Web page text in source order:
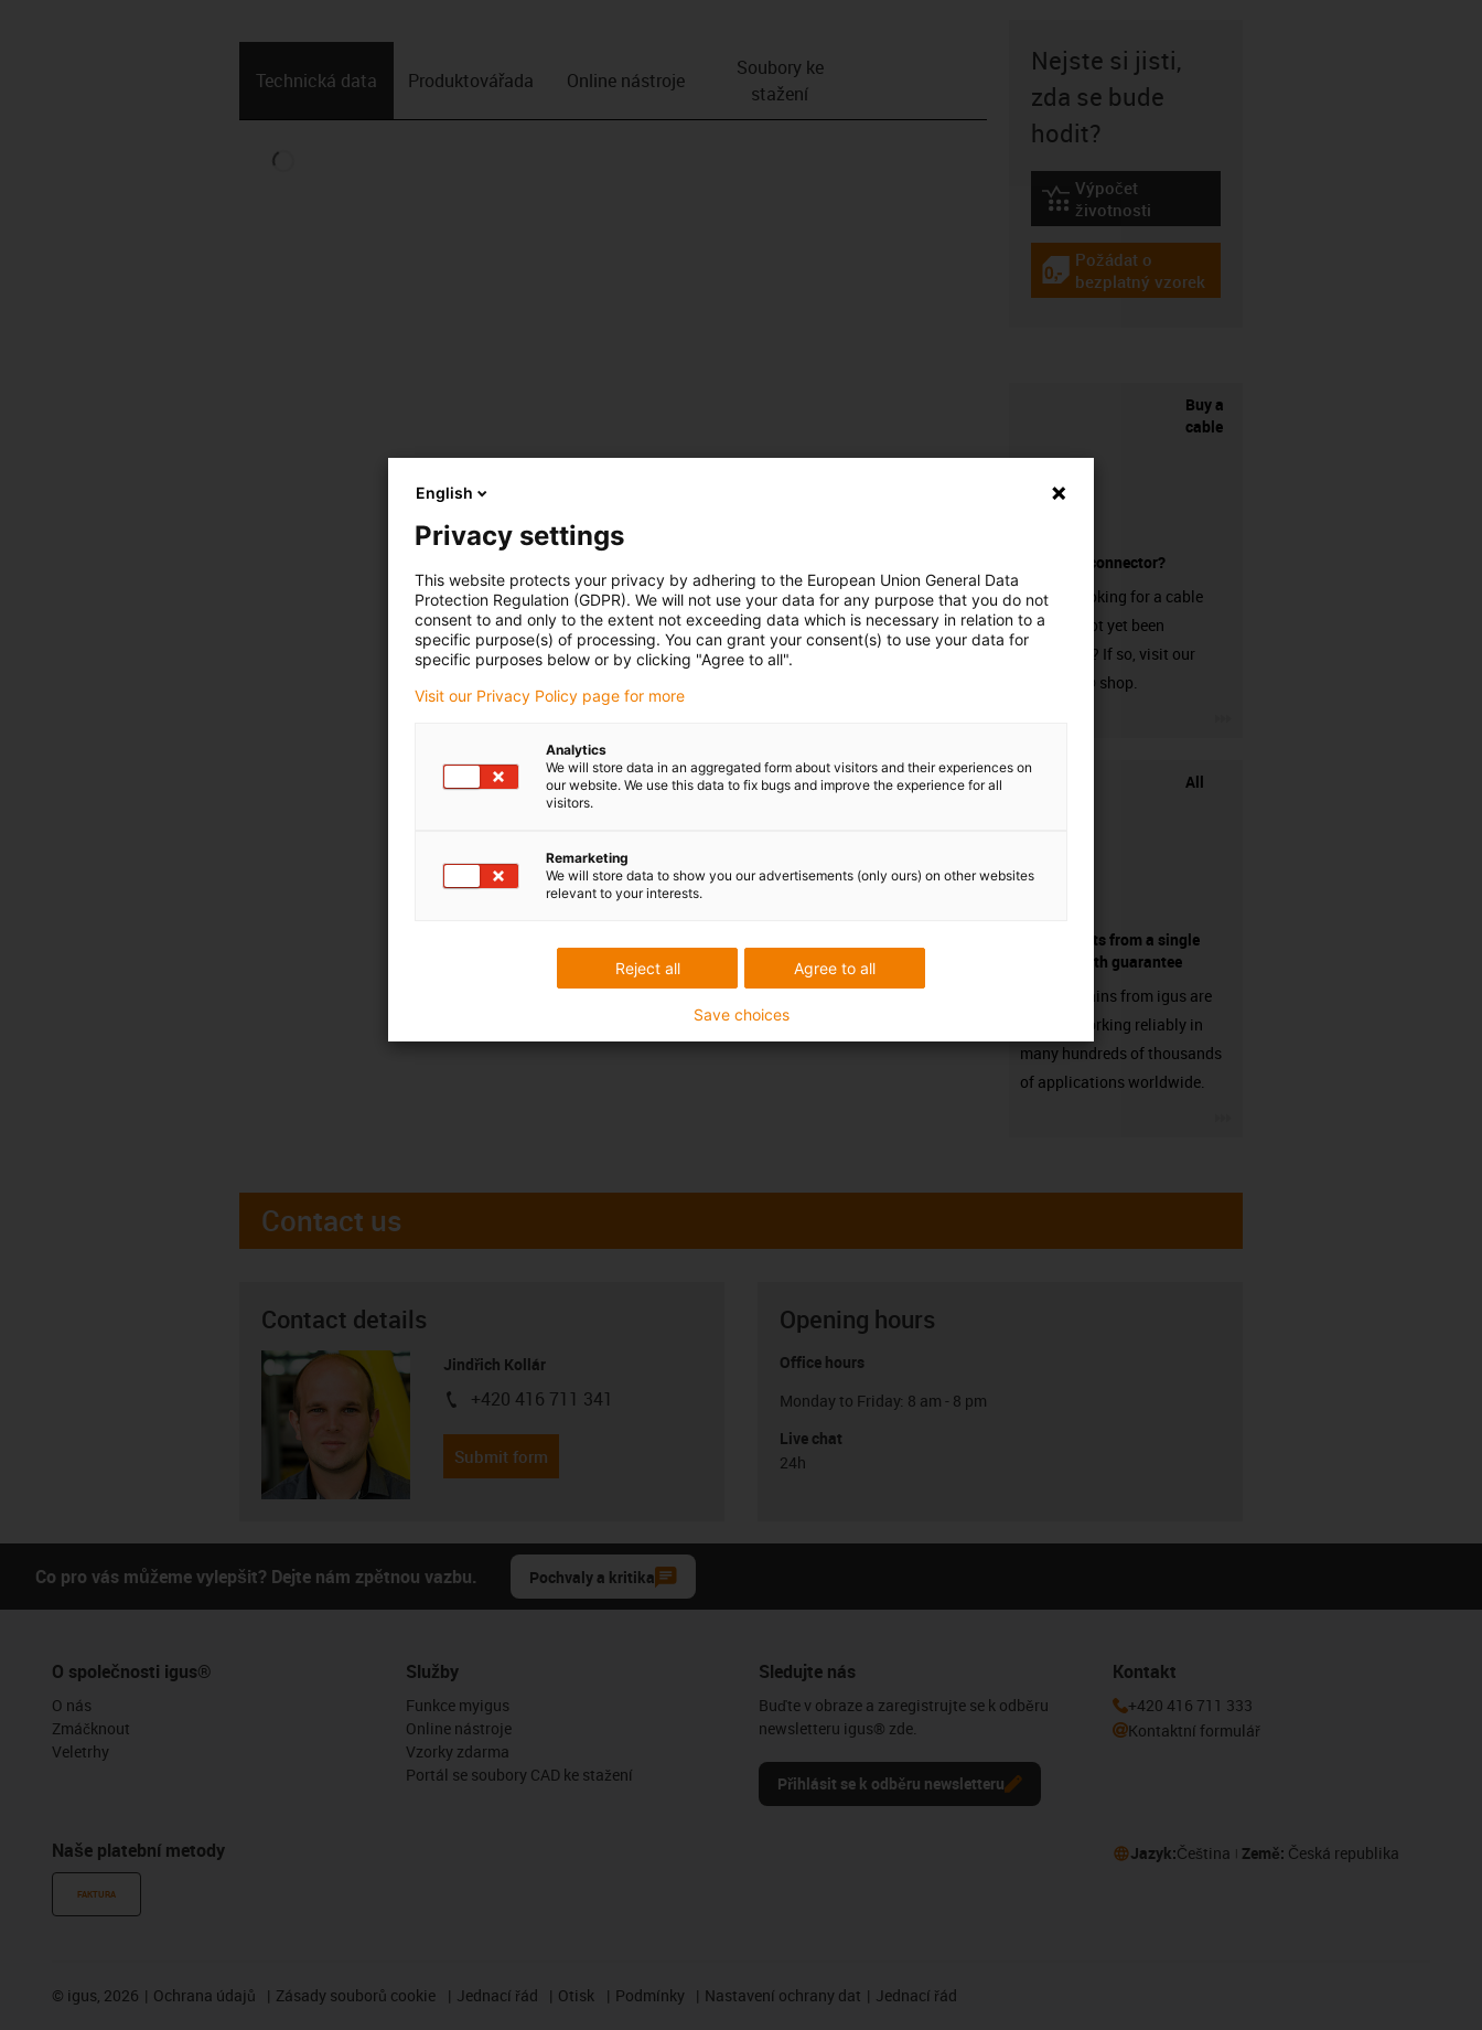
Technická data Produktová­řada Online nástroje
Soubory ke
stažení
Nejste si jisti,
zda se bude
hodit?
igus-icon-lebensdauerrechner
Výpočet
životnosti
igus-icon-gratismuster
Požádat o
bezplatný vzorek
Buy a
cable
without a connector?
Are you looking for a cable
that has not yet been
harnessed? If so, visit our
chainflex® shop.
All
components from a single
source - with guarantee
Energy chains from igus are
already working reliably in
many hundreds of thousands
of applications worldwide.
Contact us
Contact details
Jindřich Kollár
igus-icon-phone
+420 416 711 341
Submit form
Opening hours
Office hours
Monday to Friday: 8 am - 8 pm
Live chat
24h
Co pro vás můžeme vylepšit? Dejte nám zpětnou vazbu. Pochvaly a kritika
O společnosti igus®
O nás
Zmáčknout
Veletrhy
Naše platební metody
FAKTURA
Služby
Funkce myigus
Online nástroje
Vzorky zdarma
Portál se soubory CAD ke stažení
Sledujte nás
Buďte v obraze a zaregistrujte se k odběru
newsletteru igus® zde.
Přihlásit se k odběru newsletteru
Kontakt
+420 416 711 333
Kontaktní formulář
Jazyk:Čeština Země: Česká republika
© igus, 2026 Ochrana údajů Zásady souborů cookie Jednací řád Otisk Podmínky Nastavení ochrany dat Jednací řád
English
Privacy settings
This website protects your privacy by adhering to the European Union General Data
Protection Regulation (GDPR). We will not use your data for any purpose that you do not
consent to and only to the extent not exceeding data which is necessary in relation to a
specific purpose(s) of processing. You can grant your consent(s) to use your data for
specific purposes below or by clicking "Agree to all".
Visit our Privacy Policy page for more
Analytics
We will store data in an aggregated form about visitors and their experiences on
our website. We use this data to fix bugs and improve the experience for all
visitors.
Remarketing
We will store data to show you our advertisements (only ours) on other websites
relevant to your interests.
Agree to all
Reject all
Save choices